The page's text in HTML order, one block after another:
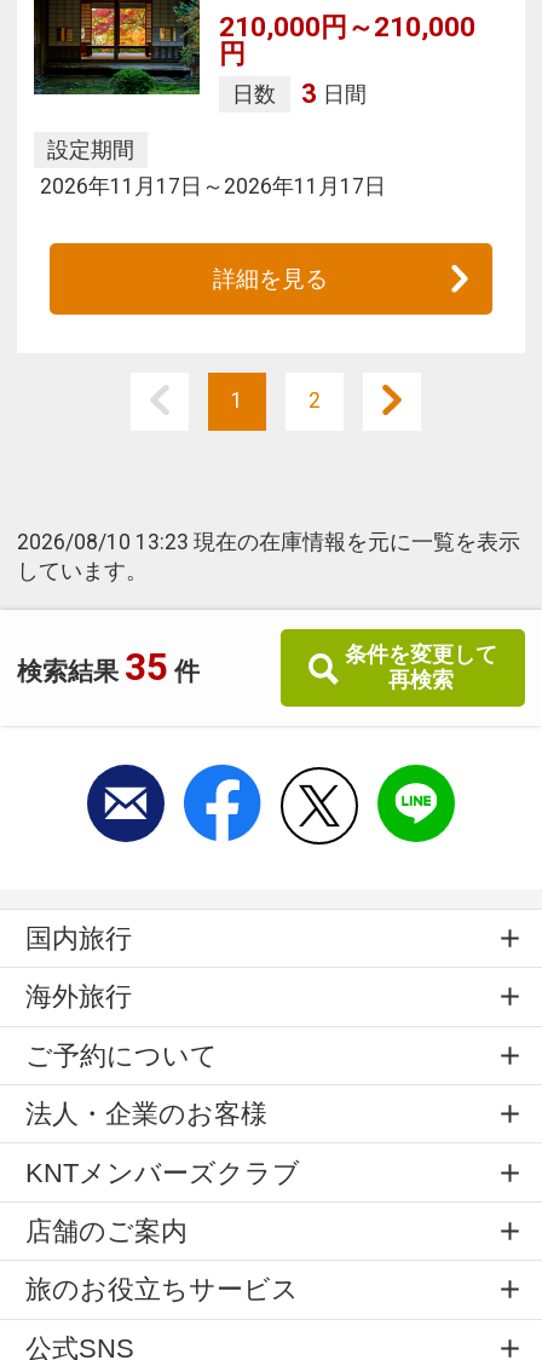
検索結果 35 件
条件を変更して
再検索
210,000円～210,000
円
日数 3 日間
設定期間
2026年11月17日～2026年11月17日
詳細を見る
1 2
2026/08/10 13:23 現在の在庫情報を元に一覧を表示
しています。
国内旅行
海外旅行
ご予約について
法人・企業のお客様
KNTメンバーズクラブ
店舗のご案内
旅のお役立ちサービス
公式SNS